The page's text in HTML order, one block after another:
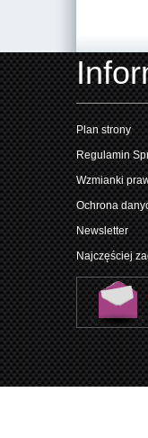
Plan strony
Regulamin
Wzmianki
Ochrona
Newsletter
Najczęściej